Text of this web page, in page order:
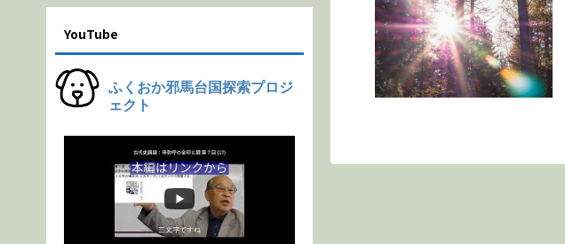
YouTube
ふくおか邪馬台国探索プロジ
ェクト